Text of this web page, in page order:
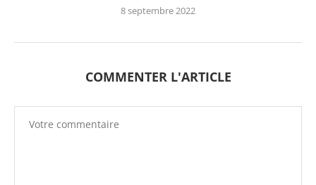
8 septembre 2022
COMMENTER L'ARTICLE